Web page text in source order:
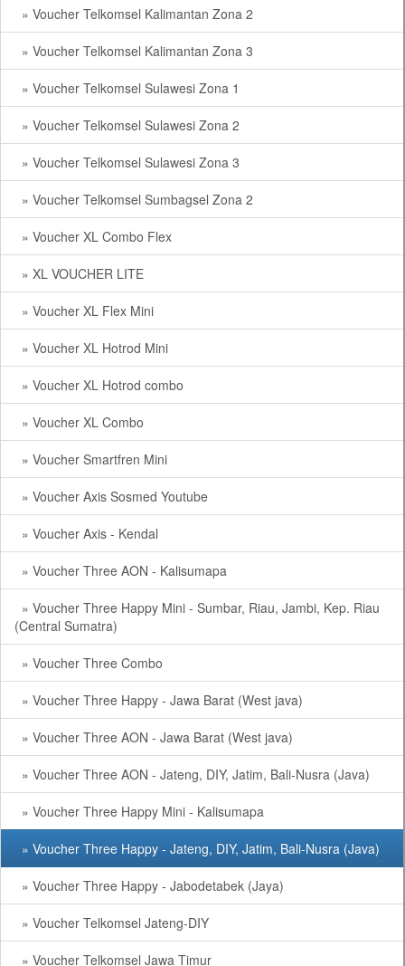
» Voucher Telkomsel Kalimantan Zona 2
» Voucher Telkomsel Kalimantan Zona 3
» Voucher Telkomsel Sulawesi Zona 1
» Voucher Telkomsel Sulawesi Zona 2
» Voucher Telkomsel Sulawesi Zona 3
» Voucher Telkomsel Sumbagsel Zona 2
» Voucher XL Combo Flex
» XL VOUCHER LITE
» Voucher XL Flex Mini
» Voucher XL Hotrod Mini
» Voucher XL Hotrod combo
» Voucher XL Combo
» Voucher Smartfren Mini
» Voucher Axis Sosmed Youtube
» Voucher Axis - Kendal
» Voucher Three AON - Kalisumapa
» Voucher Three Happy Mini - Sumbar, Riau, Jambi, Kep. Riau
(Central Sumatra)
» Voucher Three Combo
» Voucher Three Happy - Jawa Barat (West java)
» Voucher Three AON - Jawa Barat (West java)
» Voucher Three AON - Jateng, DIY, Jatim, Bali-Nusra (Java)
» Voucher Three Happy Mini - Kalisumapa
» Voucher Three Happy - Jateng, DIY, Jatim, Bali-Nusra (Java)
» Voucher Three Happy - Jabodetabek (Jaya)
» Voucher Telkomsel Jateng-DIY
» Voucher Telkomsel Jawa Timur